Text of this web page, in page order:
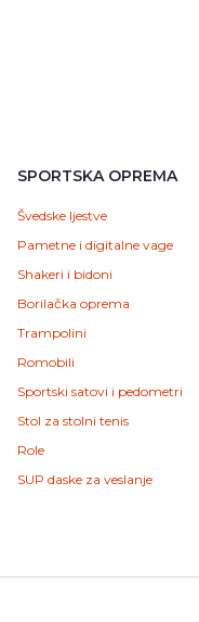
SPORTSKA OPREMA
Švedske ljestve
Pametne i digitalne vage
Shakeri i bidoni
Borilačka oprema
Trampolini
Romobili
Sportski satovi i pedometri
Stol za stolni tenis
Role
SUP daske za veslanje